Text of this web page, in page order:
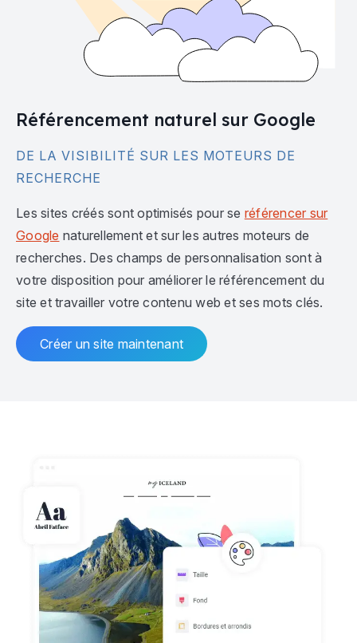
Référencement naturel sur Google
DE LA VISIBILITÉ SUR LES MOTEURS DE
RECHERCHE
Les sites créés sont optimisés pour se référencer sur
Google naturellement et sur les autres moteurs de
recherches. Des champs de personnalisation sont à
votre disposition pour améliorer le référencement du
site et travailler votre contenu web et ses mots clés.
Créer un site maintenant